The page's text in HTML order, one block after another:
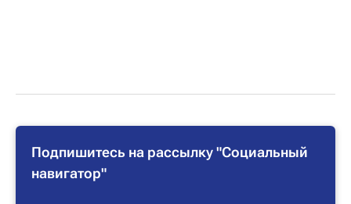
Подпишитесь на рассылку "Социальный
навигатор"